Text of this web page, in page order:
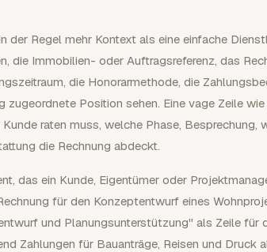
der Regel mehr Kontext als eine einfache
die Immobilien- oder Auftragsreferenz, das
die Honorarmethode, die
zugeordnete Position sehen. Eine vage Zeile
raten muss, welche Phase, Besprechung,
die Rechnung abdeckt.
das ein Kunde, Eigentümer oder
für den Konzeptentwurf eines
und Planungsunterstützung" als Zeile für
Zahlungen für Bauanträge, Reisen und Druck